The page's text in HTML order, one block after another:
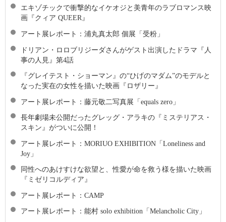
エキゾチックで衝撃的なイケオジと美青年のラブロマンス映
画『クィア QUEER』
アート展レポート：浦丸真太郎 個展「受粉」
ドリアン・ロロブリジーダさんがゲスト出演したドラマ『人
事の人見』第4話
『グレイテスト・ショーマン』の“ひげのマダム”のモデルと
なった実在の女性を描いた映画『ロザリー』
アート展レポート：藤元敬二写真展「equals zero」
長年劇場未公開だったグレッグ・アラキの『ミステリアス・
スキン』がついに公開！
アート展レポート：MORIUO EXHIBITION「Loneliness and
Joy」
同性へのあけすけな欲望と、性愛が命を救う様を描いた映画
『ミゼリコルディア』
アート展レポート：CAMP
アート展レポート：能村 solo exhibition「Melancholic City」